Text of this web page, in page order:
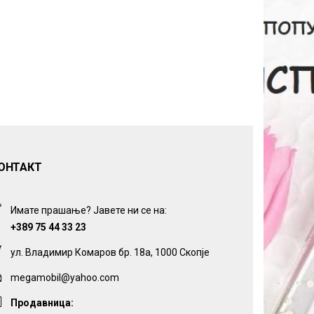
Имате прашање? Јавете ни се на:
+389 75 44 33 23
ул. Владимир Комаров бр. 18а, 1000 Скопје
megamobil@yahoo.com
Продавница: